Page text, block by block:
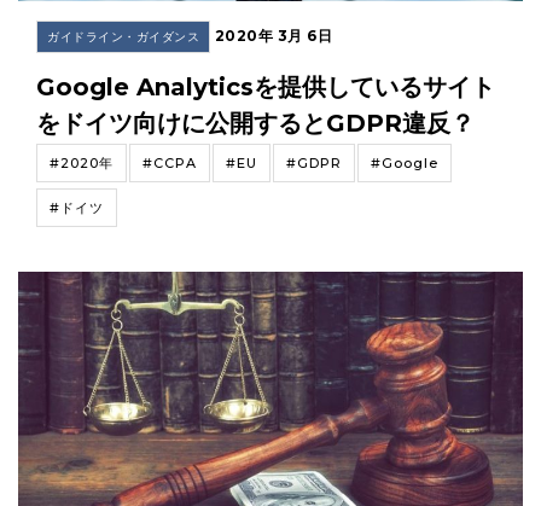
ガイドライン・ガイダンス 2020年 3月 6日
Google Analyticsを提供しているサイト
をドイツ向けに公開するとGDPR違反？
#2020年 #CCPA #EU #GDPR #Google
#ドイツ